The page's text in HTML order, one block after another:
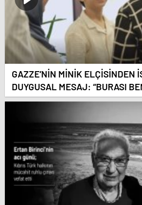
GAZZE’NİN MİNİK ELÇİSİNDEN
DUYGUSAL MESAJ: “BURASI
EVİM”